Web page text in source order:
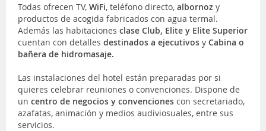
Todas ofrecen TV, WiFi, teléfono directo, albornoz y
productos de acogida fabricados con agua termal.
Además las habitaciones clase Club, Elite y Elite Superior
cuentan con detalles destinados a ejecutivos y Cabina o
bañera de hidromasaje.
Las instalaciones del hotel están preparadas por si
quieres celebrar reuniones o convenciones. Dispone de
un centro de negocios y convenciones con secretariado,
azafatas, animación y medios audiviosuales, entre sus
servicios.